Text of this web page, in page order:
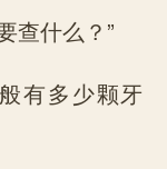
查什么？”
有多少颗牙